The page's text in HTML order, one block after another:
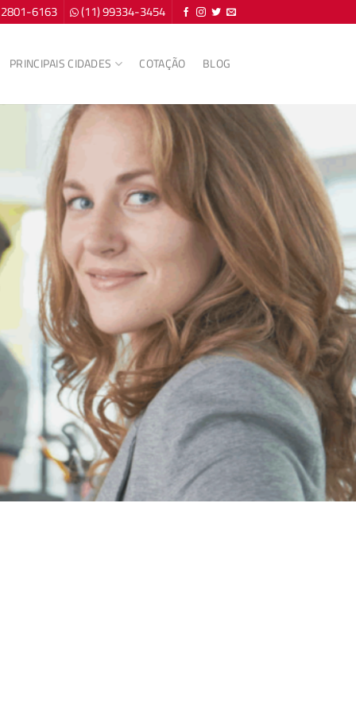
6163 (11) 99334-3454
PRINCIPAIS CIDADES COTAÇÃO BLOG